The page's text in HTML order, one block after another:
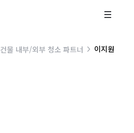
건물 내부/외부 청소 파트너 이지원